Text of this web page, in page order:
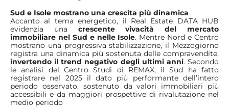
Sud e Isole mostrano una crescita più dinamica
Accanto al tema energetico, il Real Estate DATA HUB
evidenzia una crescente vivacità del mercato
immobiliare nel Sud e nelle Isole. Mentre Nord e Centro
mostrano una progressiva stabilizzazione, il Mezzogiorno
registra una dinamica più sostenuta delle compravendite,
invertendo il trend negativo degli ultimi anni. Secondo
le analisi del Centro Studi di REMAX, il Sud ha fatto
registrare nel 2025 il dato più performante dell’intero
periodo osservato, sostenuto da valori immobiliari più
accessibili e da maggiori prospettive di rivalutazione nel
medio periodo